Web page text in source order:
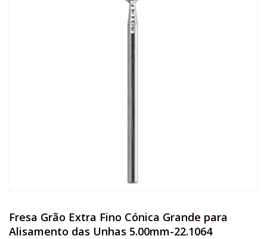
Fresa Grão Extra Fino Cónica Grande para
Alisamento das Unhas 5.00mm-22.1064